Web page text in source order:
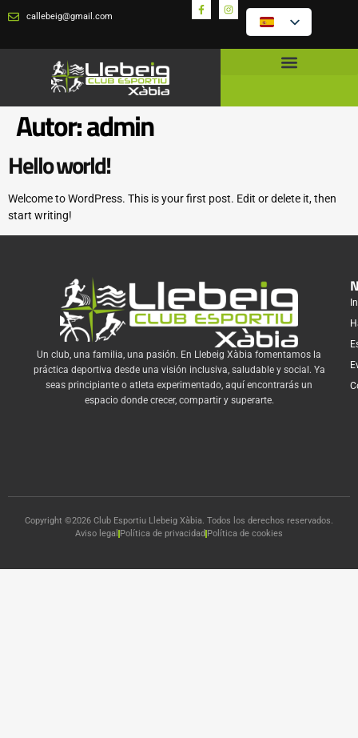
callebeig@gmail.com
Autor:admin
Hello world!
Welcome to WordPress. This is your first post. Edit or delete it, then
start writing!
Un club, una familia, una pasión. En Llebeig Xàbia fomentamos la
práctica deportiva desde una visión inclusiva, saludable y social. Ya
seas principiante o atleta experimentado, aquí encontrarás un
espacio donde crecer, compartir y superarte.
Copyright ©2026 Club Esportiu Llebeig Xàbia. Todos los derechos reservados.
Aviso legal Política de privacidad Política de cookies